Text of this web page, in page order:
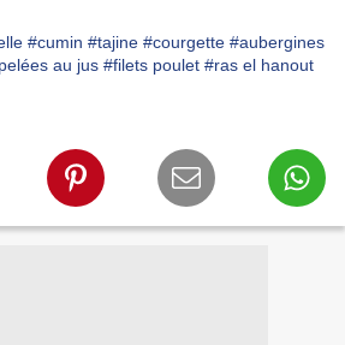
#cumin #tajine #courgette #aubergines
au jus #filets poulet #ras el hanout